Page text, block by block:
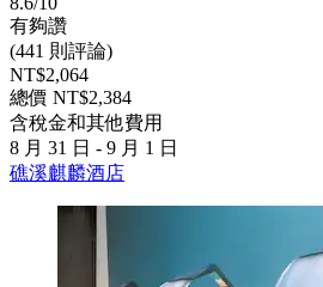
有夠讚
(441 則評論)
NT$2,064
總價 NT$2,384
含稅金和其他費用
8 月 31 日 - 9 月 1 日
礁溪麒麟酒店